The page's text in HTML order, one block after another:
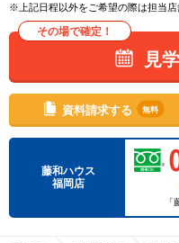
※上記日程以外をご希望の際は担当店
その場で確定！
見
資料請求する 無料
藤和ハウス
福岡店